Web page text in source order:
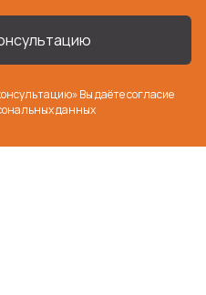
Вы даёте согласие
данных